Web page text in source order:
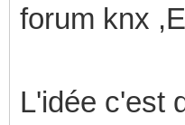
forum knx
L'idée c'est